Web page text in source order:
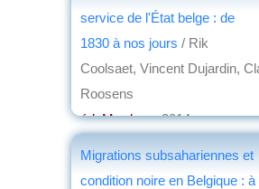
Jean Nemo
service de l'État belge : de
1830 à nos jours / Rik
Coolsaet, Vincent Dujardin,
Roosens
éd. Mardaga, 2014
Hubert Loiseleur des
Migrations subsahariennes et
condition noire en Belgique : à